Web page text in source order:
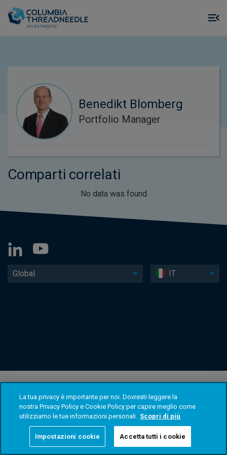
Benedikt Blomberg
Portfolio Manager
Comparti correlati
No data was found
Global IT
La tua privacy è importante per noi. Dovresti leggere la
nostra Privacy Policy e Cookie Policy per capire meglio come
utilizziamo le tue informazioni personali. Scopri di più
Impostazioni cookie Accetta tutti i cookie